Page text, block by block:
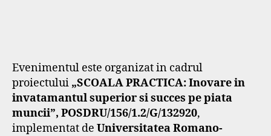
Evenimentul este organizat in cadrul
proiectului „SCOALA PRACTICA: Inovare in
invatamantul superior si succes pe piata
muncii”, POSDRU/156/1.2/G/132920,
implementat de Universitatea Romano-